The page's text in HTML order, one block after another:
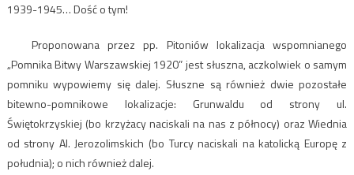
1939-1945… Dość o tym!
Proponowana przez pp. Pitoniów lokalizacja wspomnianego
„Pomnika Bitwy Warszawskiej 1920” jest słuszna, aczkolwiek o samym
pomniku wypowiemy się dalej. Słuszne są również dwie pozostałe
bitewno-pomnikowe lokalizacje: Grunwaldu od strony ul.
Świętokrzyskiej (bo krzyżacy naciskali na nas z północy) oraz Wiednia
od strony Al. Jerozolimskich (bo Turcy naciskali na katolicką Europę z
południa); o nich również dalej.